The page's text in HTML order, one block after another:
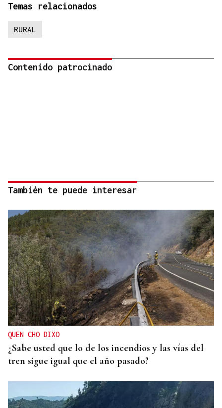
Temas relacionados
RURAL
Contenido patrocinado
También te puede interesar
QUEN CHO DIXO
¿Sabe usted que lo de los incendios y las vías del
tren sigue igual que el año pasado?